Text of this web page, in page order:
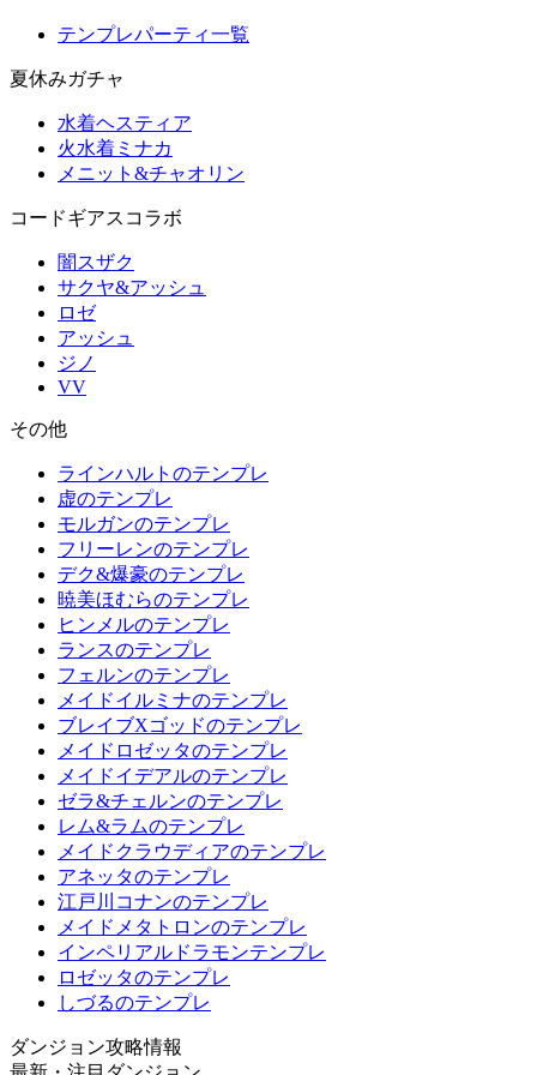
テンプレパーティ一覧
夏休みガチャ
水着ヘスティア
火水着ミナカ
メニット&チャオリン
コードギアスコラボ
闇スザク
サクヤ&アッシュ
ロゼ
アッシュ
ジノ
VV
その他
ラインハルトのテンプレ
虚のテンプレ
モルガンのテンプレ
フリーレンのテンプレ
デク&爆豪のテンプレ
暁美ほむらのテンプレ
ヒンメルのテンプレ
ランスのテンプレ
フェルンのテンプレ
メイドイルミナのテンプレ
ブレイブXゴッドのテンプレ
メイドロゼッタのテンプレ
メイドイデアルのテンプレ
ゼラ&チェルンのテンプレ
レム&ラムのテンプレ
メイドクラウディアのテンプレ
アネッタのテンプレ
江戸川コナンのテンプレ
メイドメタトロンのテンプレ
インペリアルドラモンテンプレ
ロゼッタのテンプレ
しづるのテンプレ
ダンジョン攻略情報